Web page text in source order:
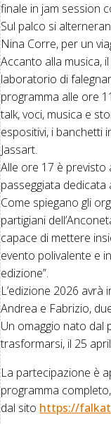
finale in jam session
Sul palco si
Nina Corre, per un
Accanto alla musica,
laboratorio di
programma alle ore
talk, voci, musica e
espositivi, i banchetti
Jassart.
Alle ore 17 è previsto
passeggiata
Come spiegano gli
partigiani
capace di mettere
evento polivalente e
edizione”.
L’edizione 2026
Andrea e Fabrizio,
Un omaggio nato dal
trasformarsi, il 25
La partecipazione è
programma
dal sito https://